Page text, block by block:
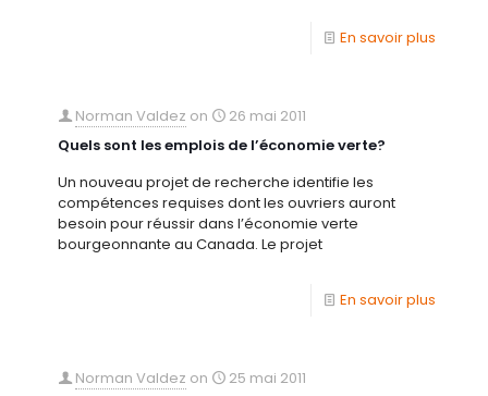
En savoir plus
Norman Valdez on
26 mai 2011
Quels sont les emplois de l’économie verte?
Un nouveau projet de recherche identifie les
compétences requises dont les ouvriers auront
besoin pour réussir dans l’économie verte
bourgeonnante au Canada. Le projet
En savoir plus
Norman Valdez on
25 mai 2011